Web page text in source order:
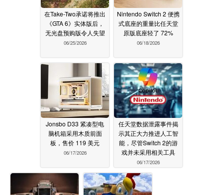
在Take-Two承诺将推出
《GTA 6》实体版后，
无光盘预购版令人失望
06/25/2026
Nintendo Switch 2 便携
式底座的重量比任天堂
原版底座轻了 72%
06/18/2026
Jonsbo D33 紧凑型电
脑机箱采用木质前面
板，售价 119 美元
06/17/2026
任天堂数据泄露事件揭
示其正大力推进人工智
能，尽管Switch 2的游
戏并未采用相关工具
06/17/2026